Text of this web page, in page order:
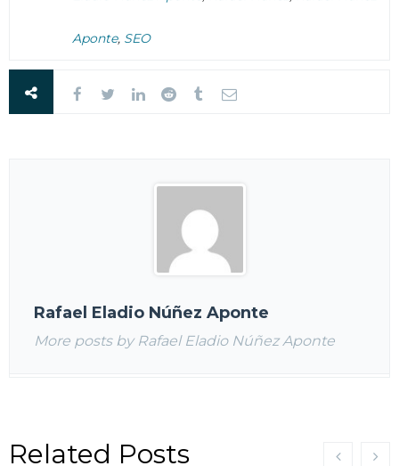
Aponte, SEO
Rafael Eladio Núñez Aponte
More posts by Rafael Eladio Núñez Aponte
Related Posts